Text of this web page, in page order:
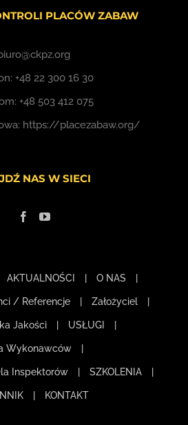
PLACÓW ZABAW
+48 22 300 16 30
+48 503 412 075
https://placezabaw.org/
NAS W SIECI
AKTUALNOŚCI O NAS
/ Referencje Założyciel
Jakości USŁUGI
Wykonawców
Inspektorów SZKOLENIA
KONTAKT